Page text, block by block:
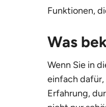
Funktionen,
Was
Wenn Sie in
einfach dafür,
Erfahrung,